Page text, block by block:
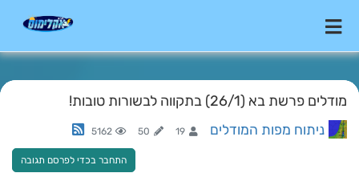
מודלים פרשת בא (26/1) בתקווה לבשורות טובות!
ניתוח מפות המודלים 19
50
5162
התחבר בכדי לפרסם תגובה